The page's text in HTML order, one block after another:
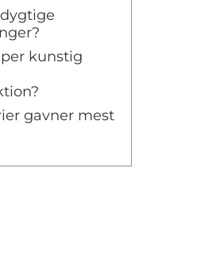
kunstig
gavner mest